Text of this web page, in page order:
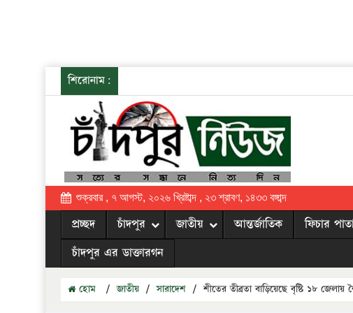
শিরোনাম:
শুক্রবার , ৭ আগস্ট, ২০২৬ খ্রিষ্টাব্দ , ২৩ শ্রাবণ, ১৪৩৩ বঙ্গাব্দ
প্রচ্ছদ চাঁদপুর জাতীয় আন্তর্জাতিক ফিচার
চাঁদপুর এর ডাক্তারগন
হোম / জাতীয় / সারাদেশ / শীতের তীব্রতা বাড়িয়েছে বৃষ্টি ১৮ জেলায়